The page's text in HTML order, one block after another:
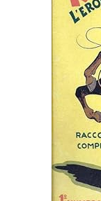
Comenzar a vender